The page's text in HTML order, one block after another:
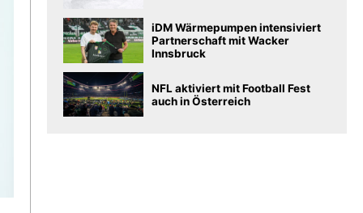
iDM Wärmepumpen intensiviert
Partnerschaft mit Wacker
Innsbruck
NFL aktiviert mit Football Fest
auch in Österreich